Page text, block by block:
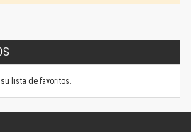
lista de favoritos.